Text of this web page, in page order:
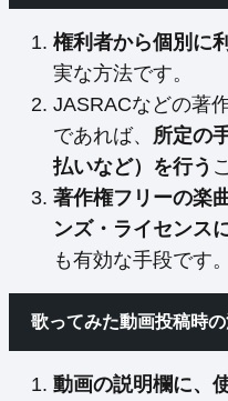
権利者から個別に
実な方法です。
JASRACなどの著
であれば、 所定の
払いなど）を行う
著作権フリーの楽
ンズ・ライセンス
も有効な手段です。
歌ってみた動画投稿時
動画の説明欄に、